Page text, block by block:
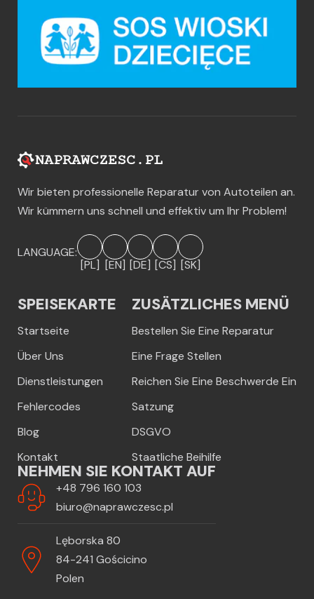
Wir bieten professionelle Reparatur von Autoteilen an.
Wir kümmern uns schnell und effektiv um Ihr Problem!
LANGUAGE:
[PL] [EN] [DE] [CS] [SK]
SPEISEKARTE
Startseite
Über Uns
Dienstleistungen
Fehlercodes
Blog
Kontakt
ZUSÄTZLICHES MENÜ
Bestellen Sie Eine Reparatur
Eine Frage Stellen
Reichen Sie Eine Beschwerde Ein
Satzung
DSGVO
Staatliche Beihilfe
NEHMEN SIE KONTAKT AUF
+48 796 160 103
biuro@naprawczesc.pl
Lęborska 80
84-241 Gościcino
Polen